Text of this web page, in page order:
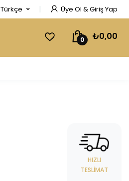
Türkçe Üye Ol & Giriş Yap
0 ₺0,00
HIZLI
TESLIMAT